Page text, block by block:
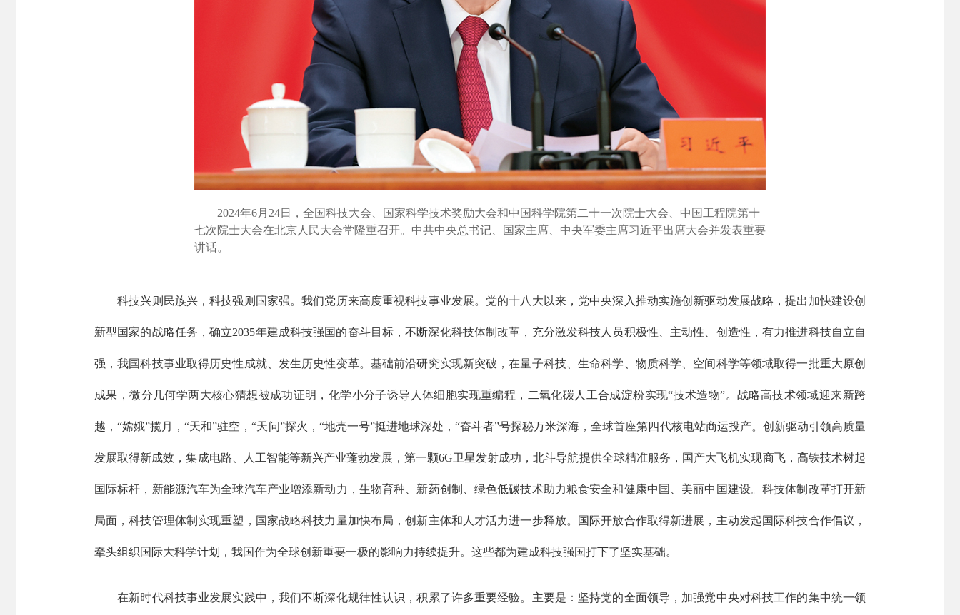
2024年6月24日，全国科技大会、国家科学技术奖励大会和中国科学院第二十一次院士大会、中国工程院第十
七次院士大会在北京人民大会堂隆重召开。中共中央总书记、国家主席、中央军委主席习近平出席大会并发表重要
讲话。
科技兴则民族兴，科技强则国家强。我们党历来高度重视科技事业发展。党的十八大以来，党中央深入推动实施创新驱动发展战略，提出加快建设创
新型国家的战略任务，确立2035年建成科技强国的奋斗目标，不断深化科技体制改革，充分激发科技人员积极性、主动性、创造性，有力推进科技自立自
强，我国科技事业取得历史性成就、发生历史性变革。基础前沿研究实现新突破，在量子科技、生命科学、物质科学、空间科学等领域取得一批重大原创
成果，微分几何学两大核心猜想被成功证明，化学小分子诱导人体细胞实现重编程，二氧化碳人工合成淀粉实现“技术造物”。战略高技术领域迎来新跨
越，“嫦娥”揽月，“天和”驻空，“天问”探火，“地壳一号”挺进地球深处，“奋斗者”号探秘万米深海，全球首座第四代核电站商运投产。创新驱动引领高质量
发展取得新成效，集成电路、人工智能等新兴产业蓬勃发展，第一颗6G卫星发射成功，北斗导航提供全球精准服务，国产大飞机实现商飞，高铁技术树起
国际标杆，新能源汽车为全球汽车产业增添新动力，生物育种、新药创制、绿色低碳技术助力粮食安全和健康中国、美丽中国建设。科技体制改革打开新
局面，科技管理体制实现重塑，国家战略科技力量加快布局，创新主体和人才活力进一步释放。国际开放合作取得新进展，主动发起国际科技合作倡议，
牵头组织国际大科学计划，我国作为全球创新重要一极的影响力持续提升。这些都为建成科技强国打下了坚实基础。
在新时代科技事业发展实践中，我们不断深化规律性认识，积累了许多重要经验。主要是：坚持党的全面领导，加强党中央对科技工作的集中统一领